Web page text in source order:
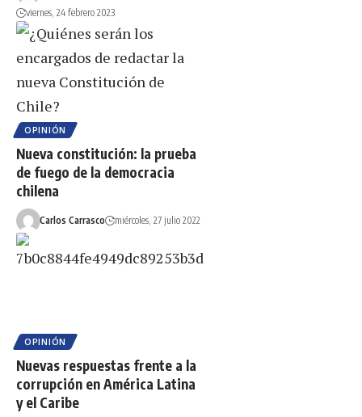
viernes, 24 febrero 2023
OPINIÓN
Nueva constitución: la prueba
de fuego de la democracia
chilena
Carlos Carrasco miércoles, 27 julio 2022
OPINIÓN
Nuevas respuestas frente a la
corrupción en América Latina
y el Caribe